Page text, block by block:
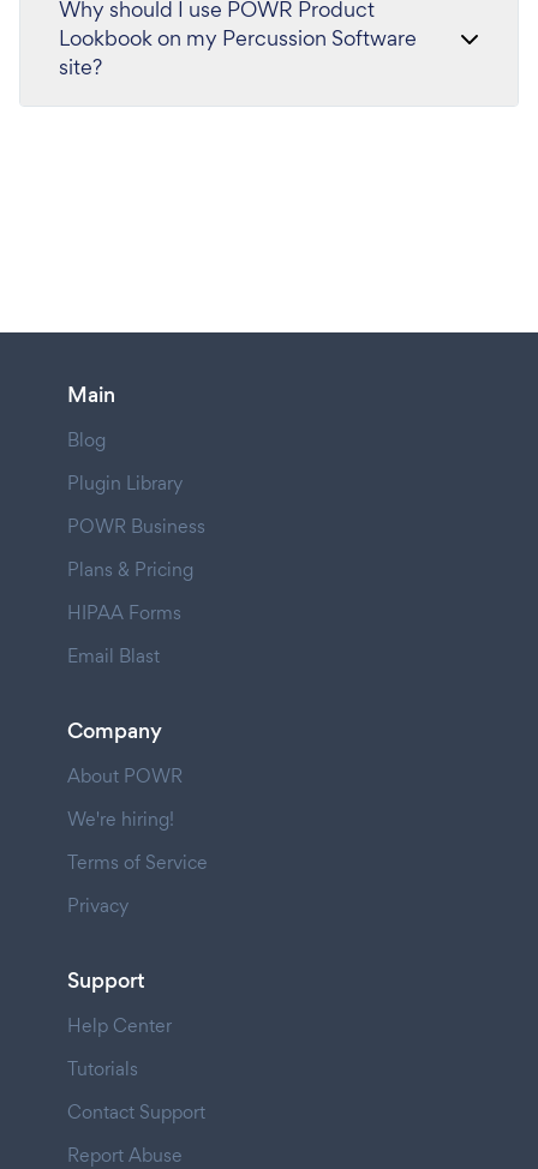
Why should I use POWR Product
Lookbook on my Percussion Software
site?
Main
Blog
Plugin Library
POWR Business
Plans & Pricing
HIPAA Forms
Email Blast
Company
About POWR
We're hiring!
Terms of Service
Privacy
Support
Help Center
Tutorials
Contact Support
Report Abuse